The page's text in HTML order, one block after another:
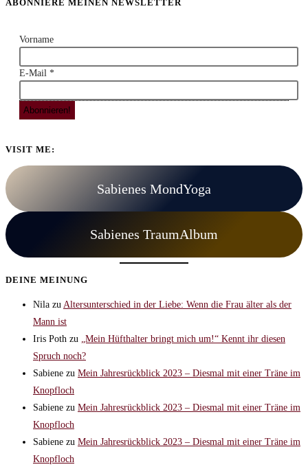
ABONNIERE MEINEN NEWSLETTER
Vorname
E-Mail *
VISIT ME:
Sabienes MondYoga
Sabienes TraumAlbum
DEINE MEINUNG
Nila zu Altersunterschied in der Liebe: Wenn die Frau älter als der
Mann ist
Iris Poth zu „Mein Hüfthalter bringt mich um!“ Kennt ihr diesen
Spruch noch?
Sabiene zu Mein Jahresrückblick 2023 – Diesmal mit einer Träne im
Knopfloch
Sabiene zu Mein Jahresrückblick 2023 – Diesmal mit einer Träne im
Knopfloch
Sabiene zu Mein Jahresrückblick 2023 – Diesmal mit einer Träne im
Knopfloch